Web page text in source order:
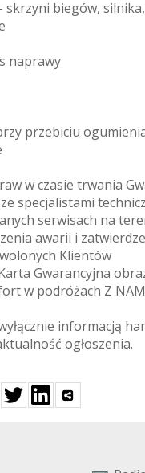
skrzyni biegów,
naprawy
przy przebiciu
w czasie trwania
specjalistami
serwisach na
awarii i
Klientów
Gwarancyjna
w podróżach Z NAMI
informacją
ogłoszenia.